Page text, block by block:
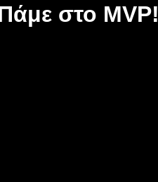
στο MVP!